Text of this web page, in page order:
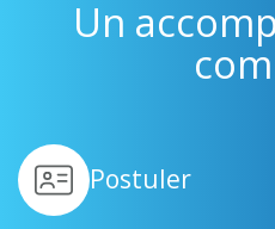
Un
Postuler